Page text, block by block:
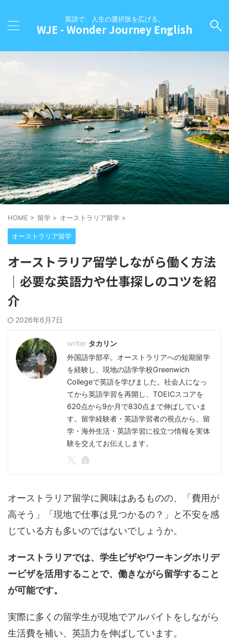
英語で、人生の選択肢を広げる。
WJE - Wonder Journey English
HOME > 留学 > オーストラリア留学 >
オーストラリア留学
オーストラリア留学しながら働く方法
｜必要な英語力や仕事探しのコツを紹
介
2026年6月7日
タカリン
外国語学部卒。オーストラリアへの短期留学
を経験し、現地の語学学校Greenwich
Collegeで英語を学びました。社会人になっ
てから英語学習を再開し、TOEICスコアを
620点から9か月で830点まで伸ばしていま
す。留学経験者・英語学習者の視点から、留
学・海外生活・英語学習に役立つ情報を実体
験を交えてお伝えします。
オーストラリア留学に興味はあるものの、「費用が
高そう」「現地で仕事は見つかるの？」と不安を感
じている方も多いのではないでしょうか。
オーストラリアでは、学生ビザやワーキングホリデ
ービザを活用することで、働きながら留学すること
が可能です。
実際に多くの留学生が現地でアルバイトをしながら
生活費を補い、英語力を伸ばしています。